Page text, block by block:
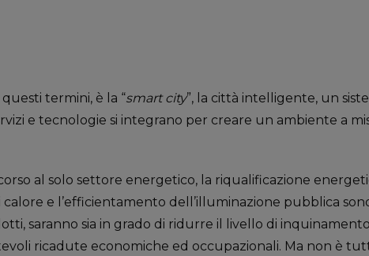
termini, è la “smart city”, la città intelligente, un
e tecnologie si integrano per creare un ambiente a
al solo settore energetico, la riqualificazione
e l’efficientamento dell’illuminazione pubblica
saranno sia in grado di ridurre il livello di
ricadute economiche ed occupazionali. Ma non è